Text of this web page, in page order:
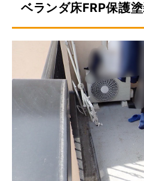
ベランダ床FRP保護